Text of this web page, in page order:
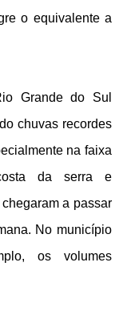
o equivalente a
Grande do Sul
chuvas recordes
na faixa
da serra e
a passar
No município
os volumes